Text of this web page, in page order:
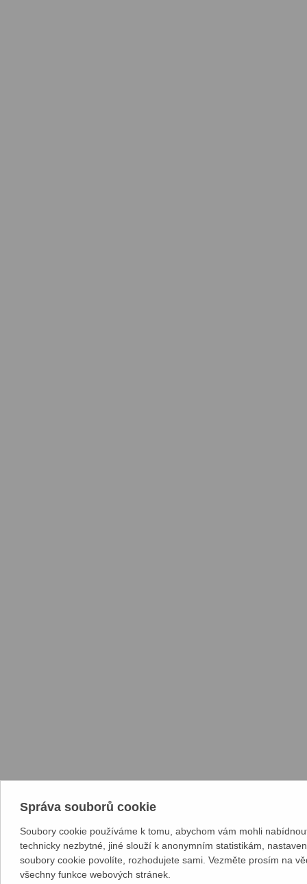
Správa souborů cookie
Soubory cookie používáme k tomu, abychom vám mohli
technicky nezbytné, jiné slouží k anonymním statistikám,
soubory cookie povolíte, rozhodujete sami. Vezměte prosím na
všechny funkce webových stránek.